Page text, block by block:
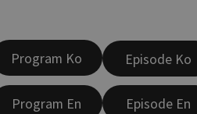
Program Ko
Program En
Episode Ko
Episode En